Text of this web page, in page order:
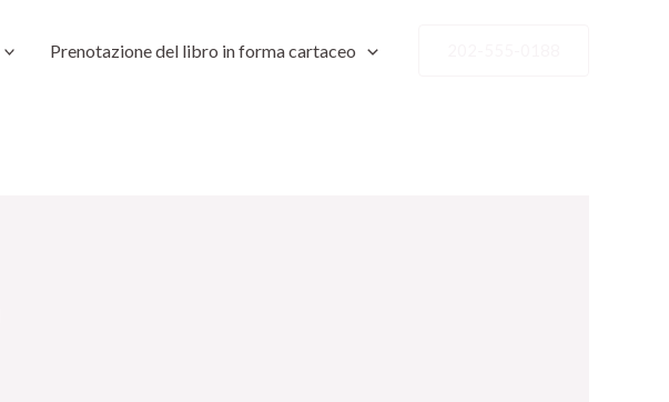
Prenotazione del libro in forma cartaceo